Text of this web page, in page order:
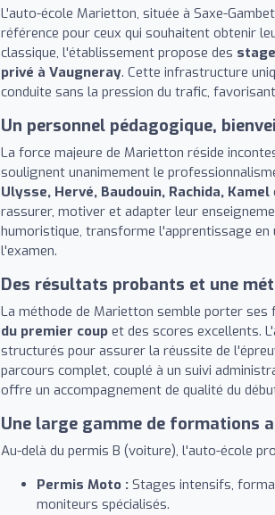
L'auto-école Marietton, située à Saxe-
référence pour ceux qui souhaitent obtenir
classique, l'établissement propose des
privé à Vaugneray. Cette infrastructure
conduite sans la pression du trafic,
Un personnel pédagogique,
La force majeure de Marietton réside
soulignent unanimement le
Ulysse, Hervé, Baudouin, Rachida, Kamel
rassurer, motiver et adapter leur
humoristique, transforme l'apprentissage
l'examen.
Des résultats probants et une
La méthode de Marietton semble porter
du premier coup et des scores excellents.
structurés pour assurer la réussite de
parcours complet, couplé à un suivi
offre un accompagnement de qualité du
Une large gamme de formations
Au-delà du permis B (voiture), l'auto-école
Permis Moto : Stages intensifs,
moniteurs spécialisés.